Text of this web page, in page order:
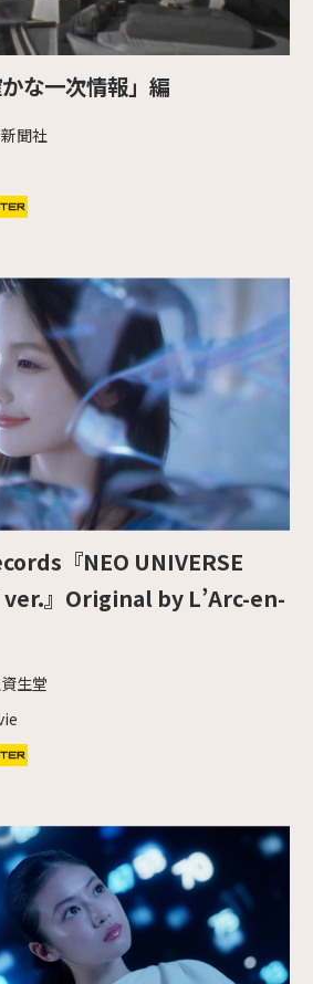
な一次情報」編
聞社
『NEO UNIVERSE
』Original by L’Arc-en-
生堂